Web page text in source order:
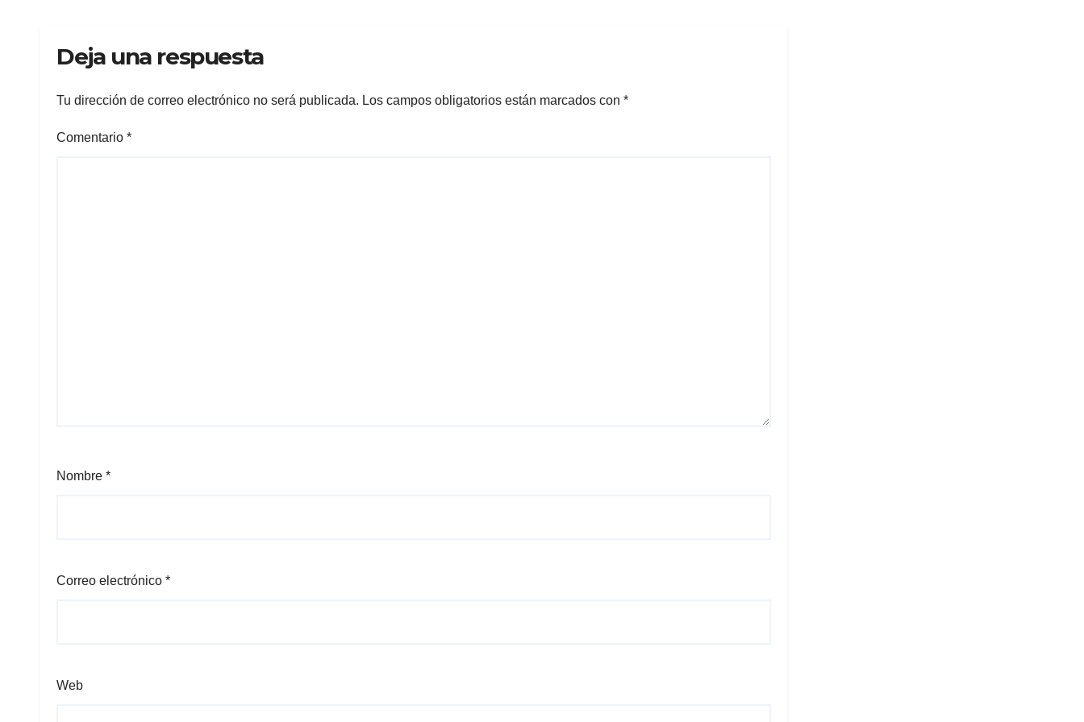
Deja una respuesta
Tu dirección de correo electrónico no será publicada. Los campos obligatorios están marcados con *
Comentario *
Nombre *
Correo electrónico *
Web